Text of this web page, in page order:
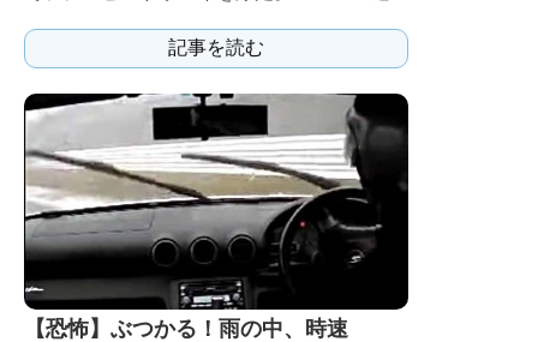
記事を読む
【恐怖】ぶつかる！雨の中、時速